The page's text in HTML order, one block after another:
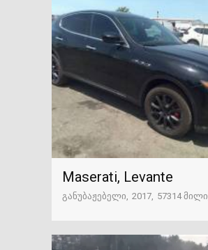
Maserati, Levante
განუბაჟებელი 2017 57314 მილი